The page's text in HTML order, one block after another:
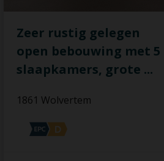
Zeer rustig gelegen
open bebouwing met 5
slaapkamers, grote ...
1861 Wolvertem